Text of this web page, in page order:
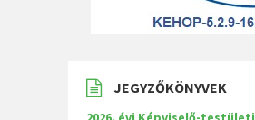
JEGYZŐKÖNYVEK